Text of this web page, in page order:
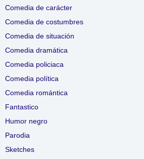
Comedia de carácter
Comedia de costumbres
Comedia de situación
Comedia dramática
Comedia policiaca
Comedia política
Comedia romántica
Fantastico
Humor negro
Parodia
Sketches